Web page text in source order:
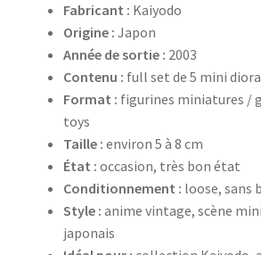
Fabricant : Kaiyodo
Origine : Japon
Année de sortie : 2003
Contenu : full set de 5 mini
Format : figurines miniatures /
toys
Taille : environ 5 à 8 cm
État : occasion, très bon état
Conditionnement : loose, sans
Style : anime vintage, scène
japonais